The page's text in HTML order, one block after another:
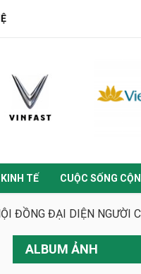
TẾ CUỘC SỐNG
ĐẠI DIỆN NGƯỜI
ALBUM ẢNH